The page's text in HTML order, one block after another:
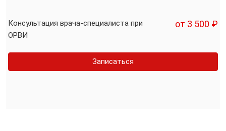
Консультация врача-специалиста при
ОРВИ
от 3 500 ₽
Записаться